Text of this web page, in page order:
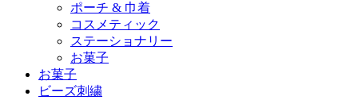
ポーチ & 巾着
コスメティック
ステーショナリー
お菓子
お菓子
ビーズ刺繍